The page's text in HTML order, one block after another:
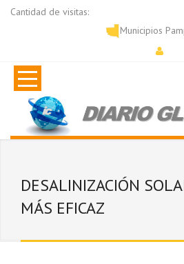
Cantidad de visitas:
Municipios
DESALINIZACIÓN
MÁS EFICAZ